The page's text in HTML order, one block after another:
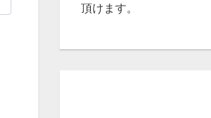
頂けます。